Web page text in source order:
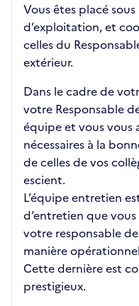
Vous êtes placé
d’exploitation, et
celles du
extérieur.
Dans le cadre de
votre Responsable
équipe et vous vous
nécessaires à la
de celles de vos
escient.
L’équipe entretien
d’entretien que
votre responsable
manière
Cette dernière est
prestigieux.